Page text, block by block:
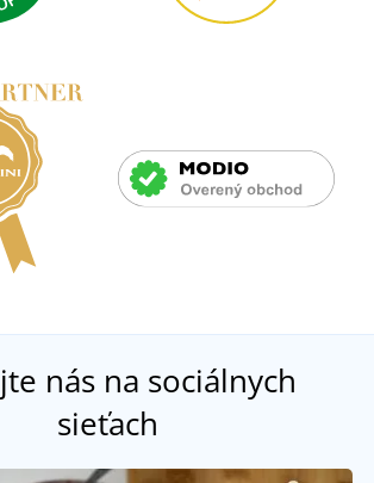
nás na sociálnych
sieťach